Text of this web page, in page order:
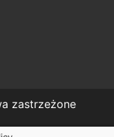
zastrzeżone